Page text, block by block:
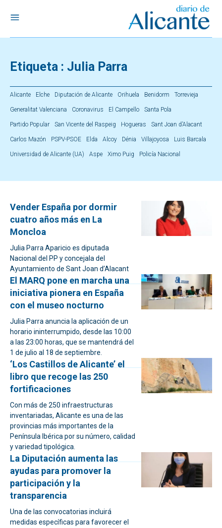
Etiqueta : Julia Parra
Alicante Elche Diputación de Alicante Orihuela Benidorm Torrevieja
Generalitat Valenciana Coronavirus El Campello Santa Pola
Partido Popular San Vicente del Raspeig Hogueras Sant Joan d’Alacant
Carlos Mazón PSPV-PSOE Elda Alcoy Dénia Villajoyosa Luis Barcala
Universidad de Alicante (UA) Aspe Ximo Puig Policía Nacional
Vender España por dormir
cuatro años más en La
Moncloa
Julia Parra Aparicio es diputada
Nacional del PP y concejala del
Ayuntamiento de Sant Joan d’Alacant
El MARQ pone en marcha una
iniciativa pionera en España
con el museo nocturno
Julia Parra anuncia la aplicación de un
horario ininterrumpido, desde las 10:00
a las 23:00 horas, que se mantendrá del
1 de julio al 18 de septiembre.
‘Los Castillos de Alicante’ el
libro que recoge las 250
fortificaciones
Con más de 250 infraestructuras
inventariadas, Alicante es una de las
provincias más importantes de la
Península Ibérica por su número, calidad
y variedad tipológica.
La Diputación aumenta las
ayudas para promover la
participación y la
transparencia
Una de las convocatorias incluirá
medidas específicas para favorecer el